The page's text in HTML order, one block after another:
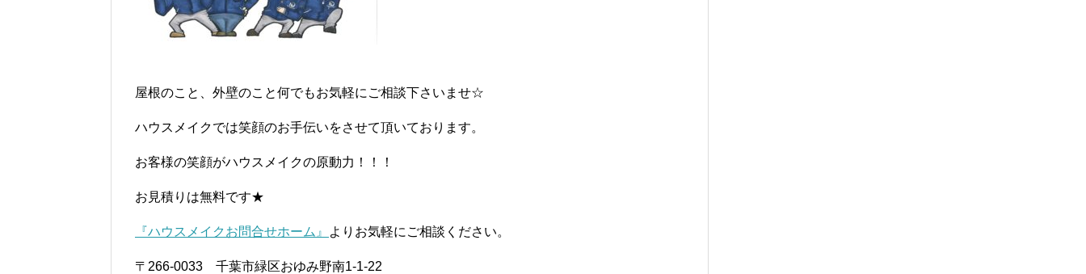
屋根のこと、外壁のこと何でもお気軽にご相談下さいませ☆
ハウスメイクでは笑顔のお手伝いをさせて頂いております。
お客様の笑顔がハウスメイクの原動力！！！
お見積りは無料です★
『ハウスメイクお問合せホーム』 よりお気軽にご相談ください。
〒266-0033 千葉市緑区おゆみ野南1-1-22